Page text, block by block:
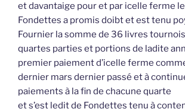
et davantaige pour et par icelle ferme
Fondettes a promis doibt et est tenu
Fournier la somme de 36 livres
quartes parties et portions de ladite
premier paiement d’icelle ferme
dernier mars dernier passé et à
paiements à la fin de chacune quarte
et s’est ledit de Fondettes tenu à